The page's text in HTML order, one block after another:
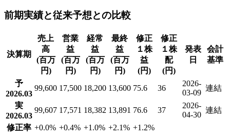
前期実績と従来予想との比較
決算期
売上
高
(百万
円)
営業
益
(百万
円)
経常
益
(百万
円)
最終
益
(百万
円)
修正
１株
益
(円)
修正
１株
配
(円)
発表
日
会計
基準
予
2026.03
99,600 17,500 18,200 13,600 75.6 36
2026-
03-09
連結
実
2026.03
99,607 17,571 18,382 13,891 76.6 37
2026-
04-30
連結
修正率 +0.0% +0.4% +1.0% +2.1% +1.2%